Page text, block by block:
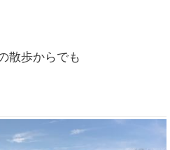
散歩からでも